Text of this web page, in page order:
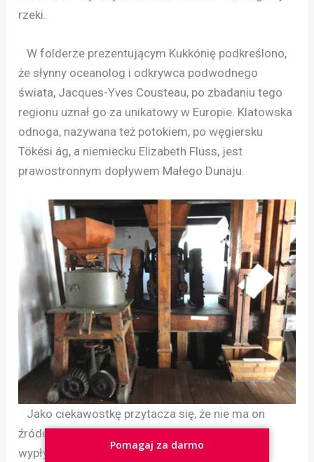
rzeki.
W folderze prezentującym Kukkónię podkreślono,
że słynny oceanolog i odkrywca podwodnego
świata, Jacques-Yves Cousteau, po zbadaniu tego
regionu uznał go za unikatowy w Europie. Klatowska
odnoga, nazywana też potokiem, po węgiersku
Tökési ág, a niemiecku Elizabeth Fluss, jest
prawostronnym dopływem Małego Dunaju.
Jako ciekawostkę przytacza się, że nie ma on
źródeł, nie odłącza się też od innego nurtu, lecz
wypływa spod dolnych wód za gminą Orechová
Pomagaj za darmo